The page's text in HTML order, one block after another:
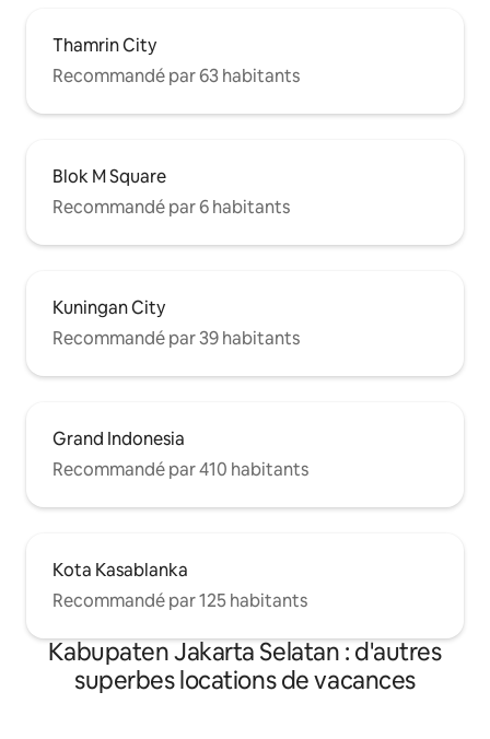
Thamrin City
Recommandé par 63 habitants
Blok M Square
Recommandé par 6 habitants
Kuningan City
Recommandé par 39 habitants
Grand Indonesia
Recommandé par 410 habitants
Kota Kasablanka
Recommandé par 125 habitants
Kabupaten Jakarta Selatan : d'autres
superbes locations de vacances